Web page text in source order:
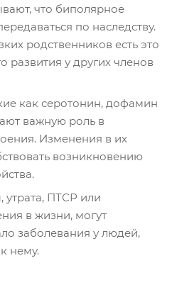
что биполярное
по наследству.
родственников есть это
развития у других членов
как серотонин, дофамин
важную роль в
Изменения в их
возникновению
утрата, ПТСР или
в жизни, могут
заболевания у людей,
нему.